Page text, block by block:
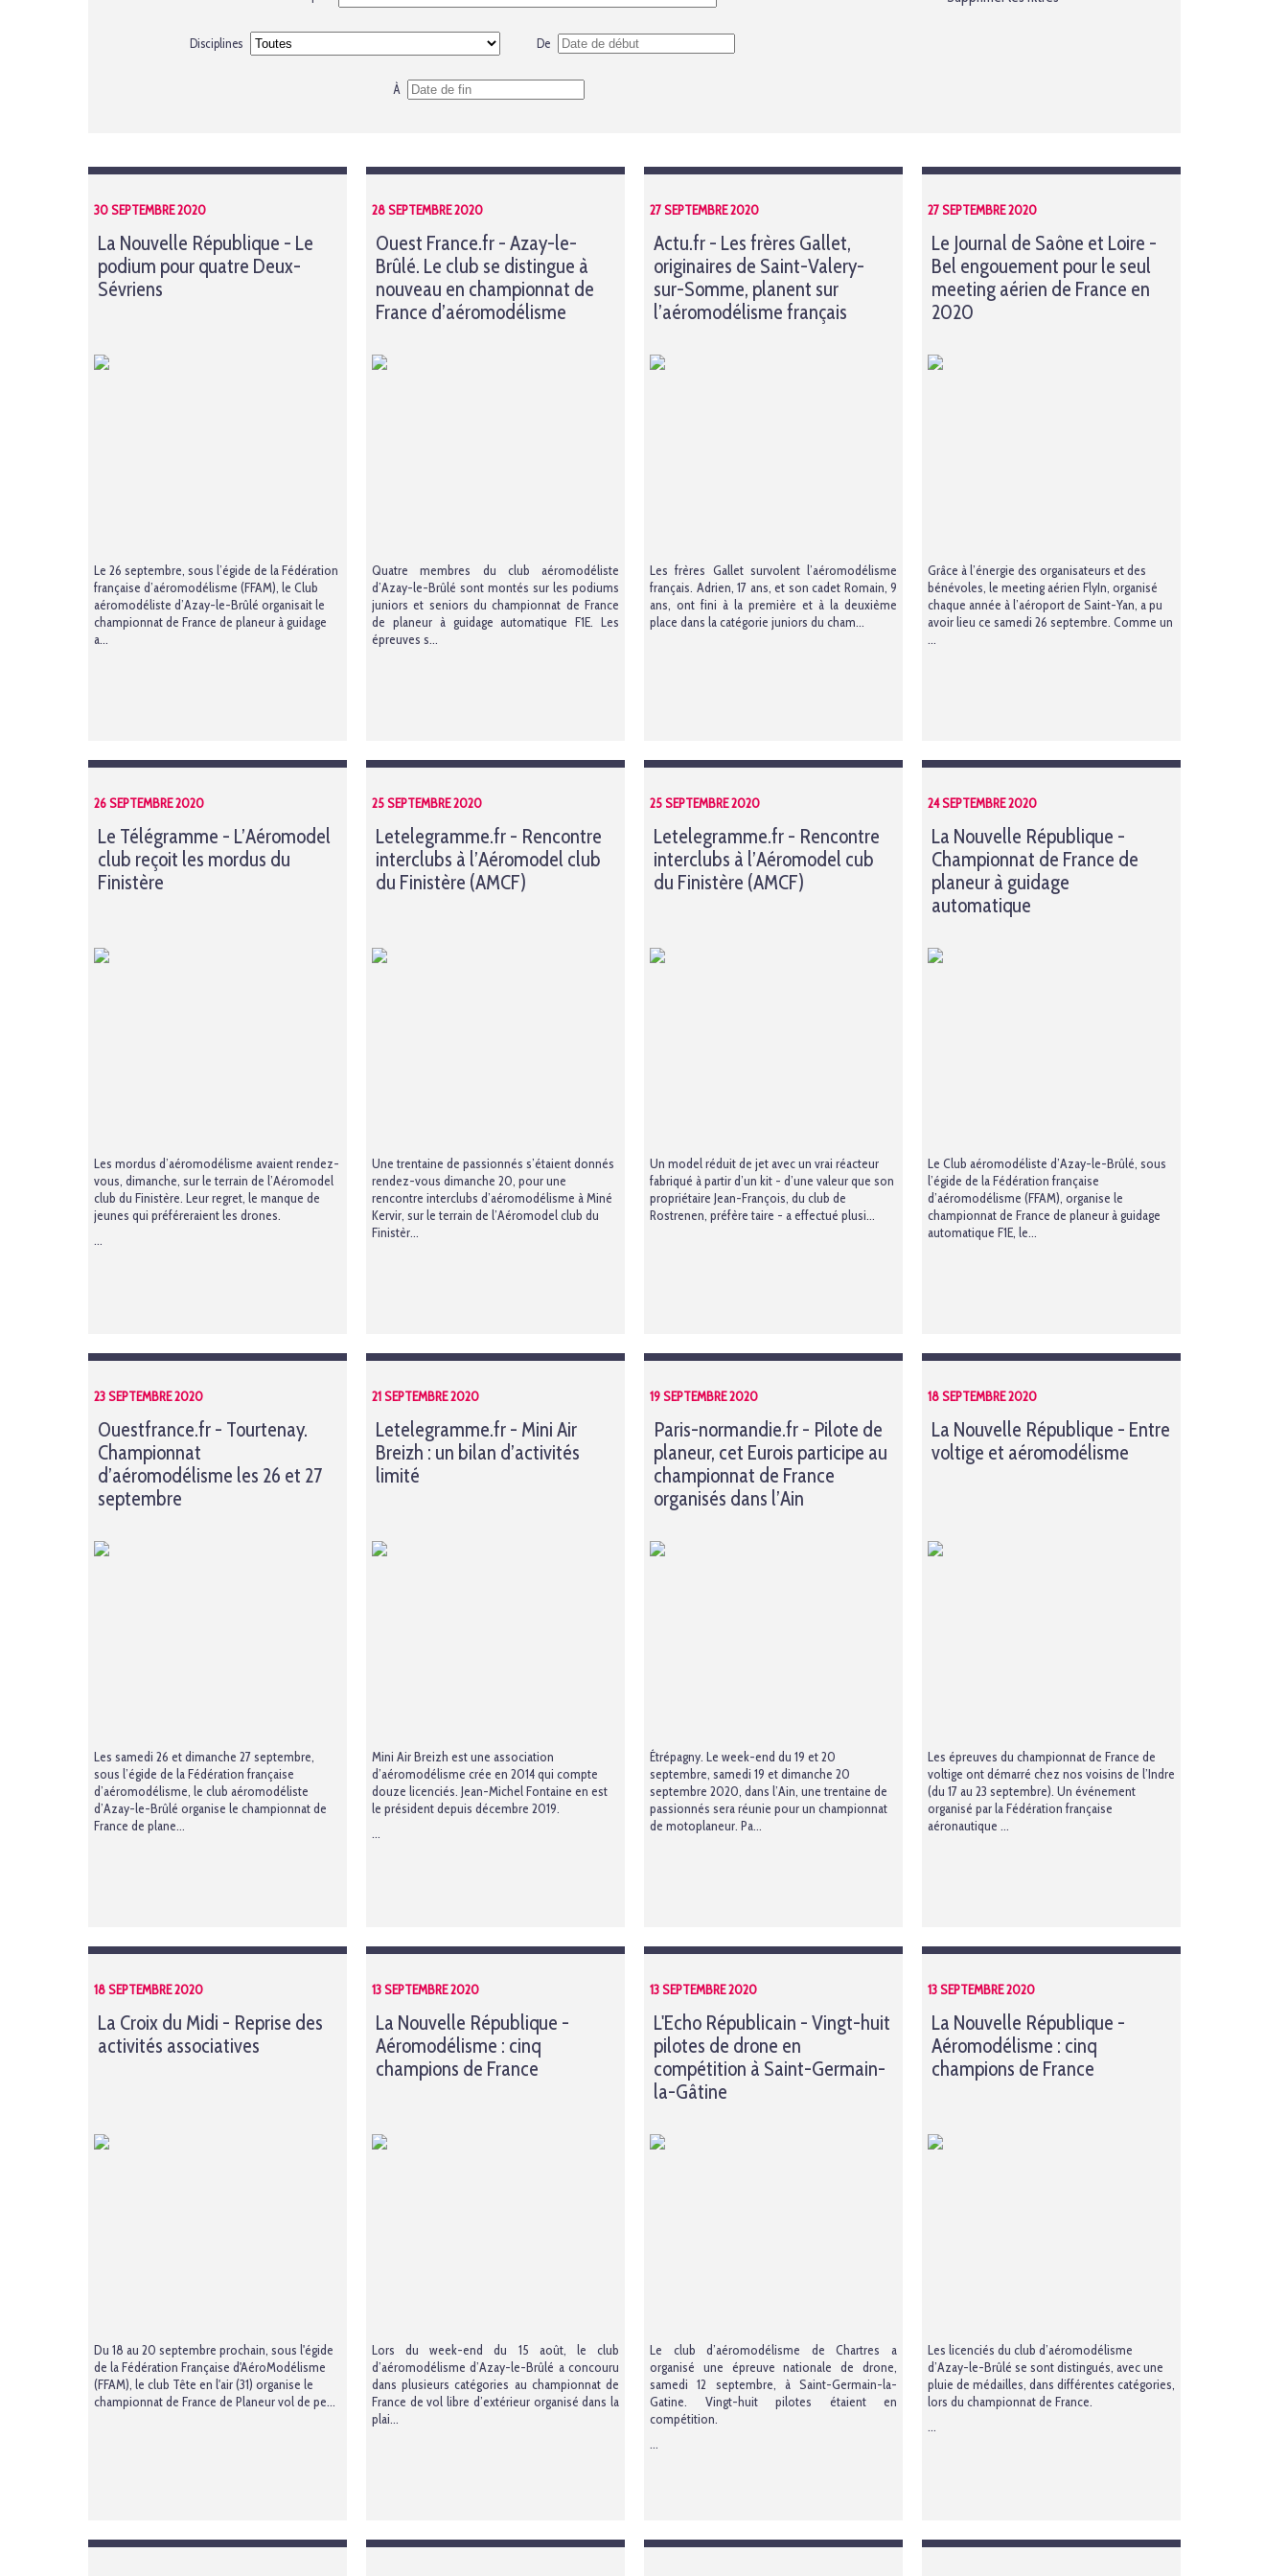
Disciplines De
À
30 SEPTEMBRE 2020
La Nouvelle République - Le
podium pour quatre Deux-
Sévriens
Le 26 septembre, sous l’égide de la Fédération
française d’aéromodélisme (FFAM), le Club
aéromodéliste d’Azay-le-Brûlé organisait le
championnat de France de planeur à guidage
a...
28 SEPTEMBRE 2020
Ouest France.fr - Azay-le-
Brûlé. Le club se distingue à
nouveau en championnat de
France d’aéromodélisme
Quatre membres du club aéromodéliste
d’Azay-le-Brûlé sont montés sur les podiums
juniors et seniors du championnat de France
de planeur à guidage automatique F1E. Les
épreuves s...
27 SEPTEMBRE 2020
Actu.fr - Les frères Gallet,
originaires de Saint-Valery-
sur-Somme, planent sur
l’aéromodélisme français
Lesfrères Galletsurvolent l’aéromodélisme
français. Adrien, 17 ans, et son cadet Romain, 9
ans, ont fini à la première et à la deuxième
place dans la catégorie juniors du cham...
27 SEPTEMBRE 2020
Le Journal de Saône et Loire -
Bel engouement pour le seul
meeting aérien de France en
2020
Grâce à l’énergie des organisateurs et des
bénévoles, le meeting aérien FlyIn, organisé
chaque année à l’aéroport de Saint-Yan, a pu
avoir lieu ce samedi 26 septembre. Comme un
...
26 SEPTEMBRE 2020
Le Télégramme - L’Aéromodel
club reçoit les mordus du
Finistère
Les mordus d’aéromodélisme avaient rendez-
vous, dimanche, sur le terrain de l’Aéromodel
club du Finistère. Leur regret, le manque de
jeunes qui préféreraient les drones.
...
25 SEPTEMBRE 2020
Letelegramme.fr - Rencontre
interclubs à l’Aéromodel club
du Finistère (AMCF)
Une trentaine de passionnés s’étaient donnés
rendez-vous dimanche 20, pour une
rencontre interclubs d’aéromodélisme à Miné
Kervir, sur le terrain de l’Aéromodel club du
Finistèr...
25 SEPTEMBRE 2020
Letelegramme.fr - Rencontre
interclubs à l’Aéromodel cub
du Finistère (AMCF)
Un model réduit de jet avec un vrai réacteur
fabriqué à partir d’un kit - d’une valeur que son
propriétaire Jean-François, du club de
Rostrenen, préfère taire - a effectué plusi...
24 SEPTEMBRE 2020
La Nouvelle République -
Championnat de France de
planeur à guidage
automatique
Le Club aéromodéliste d’Azay-le-Brûlé, sous
l’égide de la Fédération française
d’aéromodélisme (FFAM), organise le
championnat de France de planeur à guidage
automatique F1E, le...
23 SEPTEMBRE 2020
Ouestfrance.fr - Tourtenay.
Championnat
d’aéromodélisme les 26 et 27
septembre
Les samedi 26 et dimanche 27 septembre,
sous l’égide de la Fédération française
d’aéromodélisme, le club aéromodéliste
d’Azay-le-Brûlé organise le championnat de
France de plane...
21 SEPTEMBRE 2020
Letelegramme.fr - Mini Air
Breizh : un bilan d’activités
limité
Mini Air Breizh est une association
d’aéromodélisme crée en 2014 qui compte
douze licenciés. Jean-Michel Fontaine en est
le président depuis décembre 2019.
...
19 SEPTEMBRE 2020
Paris-normandie.fr - Pilote de
planeur, cet Eurois participe au
championnat de France
organisés dans l’Ain
Étrépagny. Le week-end du 19 et 20
septembre, samedi 19 et dimanche 20
septembre 2020, dans l’Ain, une trentaine de
passionnés sera réunie pour un championnat
de motoplaneur. Pa...
18 SEPTEMBRE 2020
La Nouvelle République - Entre
voltige et aéromodélisme
Les épreuves du championnat de France de
voltige ont démarré chez nos voisins de l’Indre
(du 17 au 23 septembre). Un événement
organisé par la Fédération française
aéronautique ...
18 SEPTEMBRE 2020
La Croix du Midi - Reprise des
activités associatives
Du 18 au 20 septembre prochain, sous l'égide
de la Fédération Française d'AéroModélisme
(FFAM), le club Tête en l'air (31) organise le
championnat de France de Planeur vol de pe...
13 SEPTEMBRE 2020
La Nouvelle République -
Aéromodélisme : cinq
champions de France
Lors du week-end du 15 août, le club
d’aéromodélisme d’Azay-le-Brûlé a concouru
dans plusieurs catégories au championnat de
France de vol libre d’extérieur organisé dans la
plai...
13 SEPTEMBRE 2020
L'Echo Républicain - Vingt-huit
pilotes de drone en
compétition à Saint-Germain-
la-Gâtine
Le club d’aéromodélisme de Chartres a
organisé une épreuve nationale de drone,
samedi 12 septembre, à Saint-Germain-la-
Gatine. Vingt-huit pilotes étaient en
compétition.
...
13 SEPTEMBRE 2020
La Nouvelle République -
Aéromodélisme : cinq
champions de France
Les licenciés du club d’aéromodélisme
d’Azay-le-Brûlé se sont distingués, avec une
pluie de médailles, dans différentes catégories,
lors du championnat de France.
...